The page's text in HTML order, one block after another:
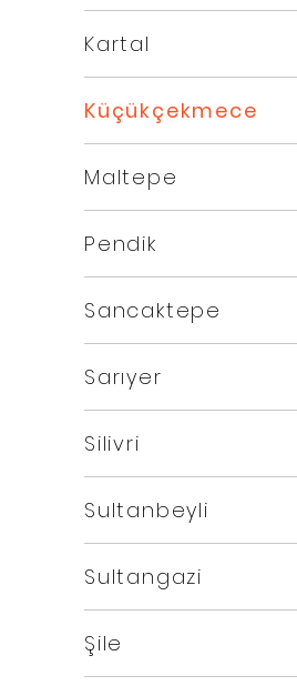
Kartal
Küçükçekmece
Maltepe
Pendik
Sancaktepe
Sarıyer
Silivri
Sultanbeyli
Sultangazi
Şile